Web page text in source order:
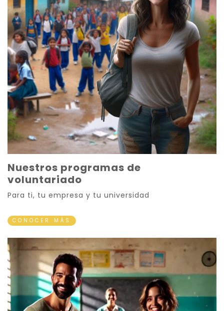
Nuestros programas de
voluntariado
Para ti, tu empresa y tu universidad
CONOCER MÁS